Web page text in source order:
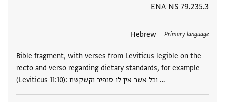
ENA NS 79.235.3
Primary language
Hebrew
Bible fragment, with verses from Leviticus legible on the
recto and verso regarding dietary standards, for example
(Leviticus 11:10): וכל אשר אין לו סנפיר וקשקשת …
العلامات